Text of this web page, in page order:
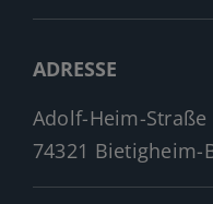
ADRESSE
Adolf-Heim-Straße
74321 Bietigheim-